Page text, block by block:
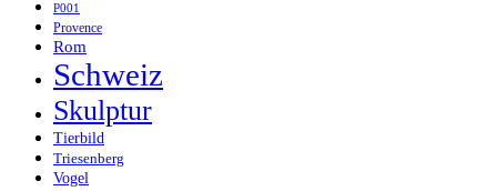
P001
Provence
Rom
Schweiz
Skulptur
Tierbild
Triesenberg
Vogel